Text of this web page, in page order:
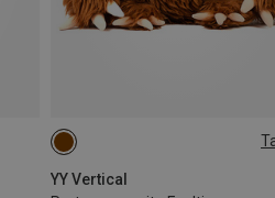
YY Vertical
ONE SIZE